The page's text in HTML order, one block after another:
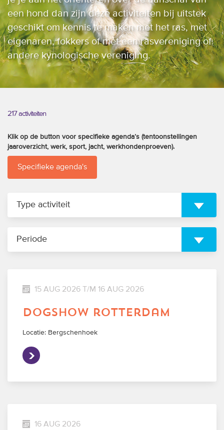
trainingen
Zoek een vereniging
Activiteiten agenda
Over ons
Veelgestelde vragen
Vacatures
een hond dan zijn deze activiteiten bij uitstek
geschikt om kennis te maken met het ras, met
eigenaren, fokkers of met een rasvereniging of
andere kynologische vereniging.
217 activiteiten
Klik op de button voor specifieke agenda’s (tentoonstellingen
jaaroverzicht, werk, sport, jacht, werkhondenproeven).
Specifieke agenda's
Type activiteit
Periode
15 AUG 2026 T/M 16 AUG 2026
dogshow rotterdam
Locatie: Bergschenhoek
16 AUG 2026